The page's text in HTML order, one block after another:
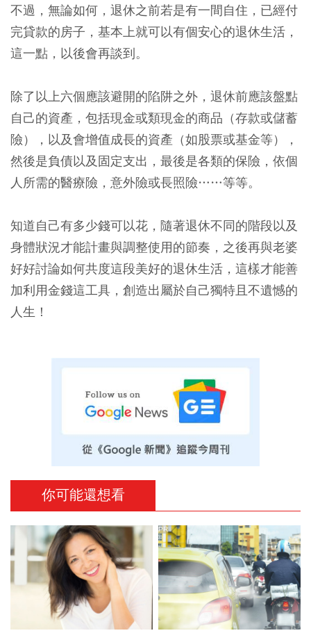
不過，無論如何，退休之前若是有一間自住，已經付
完貸款的房子，基本上就可以有個安心的退休生活，
這一點，以後會再談到。
除了以上六個應該避開的陷阱之外，退休前應該盤點
自己的資產，包括現金或類現金的商品（存款或儲蓄
險），以及會增值成長的資產（如股票或基金等），
然後是負債以及固定支出，最後是各類的保險，依個
人所需的醫療險，意外險或長照險……等等。
知道自己有多少錢可以花，隨著退休不同的階段以及
身體狀況才能計畫與調整使用的節奏，之後再與老婆
好好討論如何共度這段美好的退休生活，這樣才能善
加利用金錢這工具，創造出屬於自己獨特且不遺憾的
人生！
你可能還想看
PR